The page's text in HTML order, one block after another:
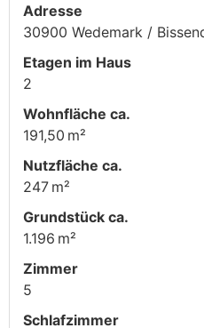
Adresse
30900 Wedemark /
Etagen im Haus
2
Wohnfläche ca.
191,50 m²
Nutzfläche ca.
247 m²
Grund­stück ca.
1.196 m²
Zimmer
5
Schlafzimmer